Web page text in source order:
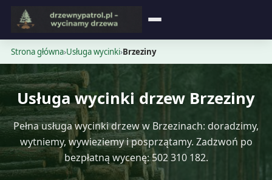
Strona główna
Opinie
Cennik
Kontakt
Strona główna›Usługa wycinki›Brzeziny
Usługa wycinki drzew Brzeziny
Pełna usługa wycinki drzew w Brzezinach: doradzimy,
wytniemy, wywieziemy i posprzątamy. Zadzwoń po
bezpłatną wycenę: 502 310 182.